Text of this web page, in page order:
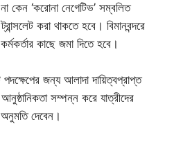
কেন ‘করোনা নেগেটিভ’ সম্বলিত
করা থাকতে হবে। বিমানবন্দরে
কাছে জমা দিতে হবে।
পদক্ষেপের জন্য আলাদা দায়িত্বপ্রাপ্ত
সম্পন্ন করে যাত্রীদের
দেবেন।